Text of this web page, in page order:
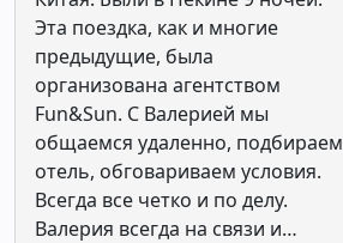
Эта поездка, как и многие
предыдущие, была
организована агентством
Fun&Sun. С Валерией мы
общаемся удаленно, подбираем
отель, обговариваем условия.
Всегда все четко и по делу.
Валерия всегда на связи и